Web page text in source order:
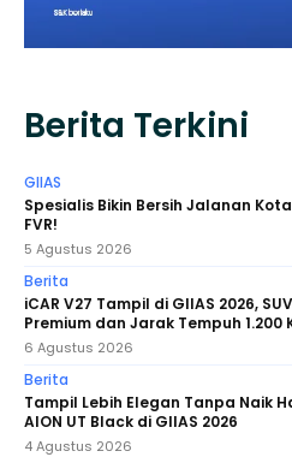
Berita Terkini
GIIAS
Spesialis Bikin Bersih Jalanan
FVR!
5 Agustus 2026
Berita
iCAR V27 Tampil di GIIAS 2026,
Premium dan Jarak Tempuh 1.200
6 Agustus 2026
Berita
Tampil Lebih Elegan Tanpa Naik
AION UT Black di GIIAS 2026
4 Agustus 2026